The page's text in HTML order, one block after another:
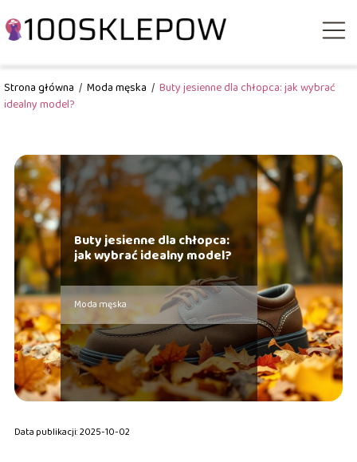
Strona główna / Moda męska / Buty jesienne dla chłopca: jak wybrać
idealny model?
Buty jesienne dla chłopca:
jak wybrać idealny model?
Moda męska
Data publikacji: 2025-10-02